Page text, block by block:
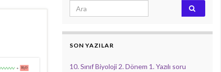
Search for:
SON YAZILAR
10. Sınıf Biyoloji 2. Dönem 1. Yazılı soru